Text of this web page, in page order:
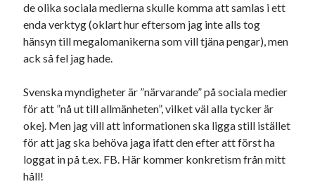
de olika sociala medierna skulle komma att samlas i ett
enda verktyg (oklart hur eftersom jag inte alls tog
hänsyn till megalomanikerna som vill tjäna pengar), men
ack så fel jag hade.
Svenska myndigheter är ”närvarande” på sociala medier
för att ”nå ut till allmänheten”, vilket väl alla tycker är
okej. Men jag vill att informationen ska ligga still istället
för att jag ska behöva jaga ifatt den efter att först ha
loggat in på t.ex. FB. Här kommer konkretism från mitt
håll!